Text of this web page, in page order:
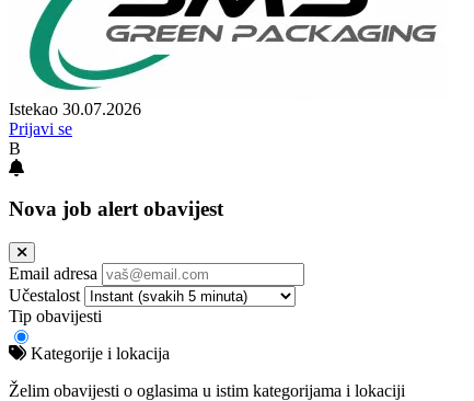
Istekao 30.07.2026
Prijavi se
B
Nova job alert obavijest
Email adresa
Učestalost
Tip obavijesti
Kategorije i lokacija
Želim obavijesti o oglasima u istim kategorijama i lokaciji